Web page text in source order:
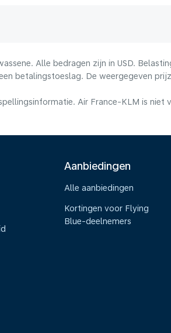
Alle bedragen zijn in USD.
betalingstoeslag. De weergegeven
Air France-KLM is
Aanbiedingen
Alle aanbiedingen
Kortingen voor Flying
Blue-deelnemers